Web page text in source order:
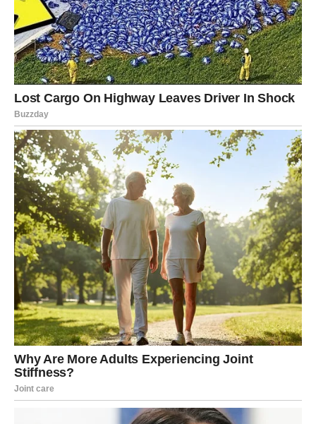
Duško Tošić, nekadašnji fudbaler o tome je izvjestio svoje
fanove na Instagramu, a reklo bi se da ga je posebno pogodila
pjesma “Milo moje, što te nema”.